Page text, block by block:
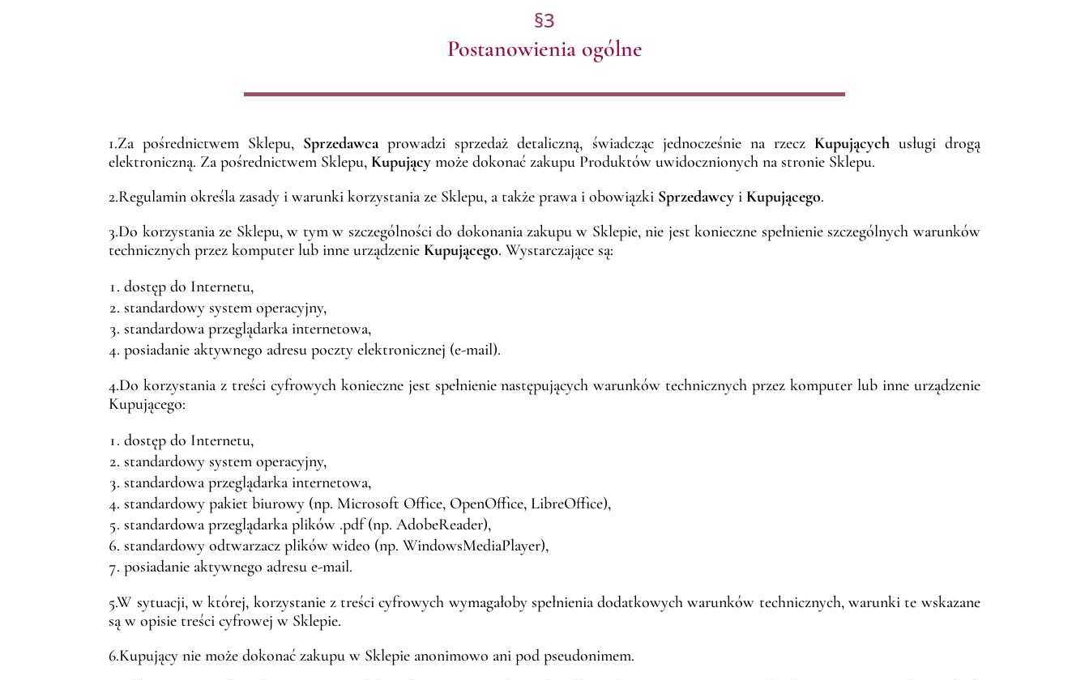
§3
Postanowienia ogólne
1.Za pośrednictwem Sklepu, Sprzedawcaprowadzi sprzedaż detaliczną, świadcząc jednocześnie na rzecz Kupującychusługi drogą
elektroniczną. Za pośrednictwem Sklepu,Kupujący może dokonać zakupu Produktów uwidocznionych na stronie Sklepu.
2.Regulamin określa zasady i warunki korzystania ze Sklepu, a także prawa i obowiązki Sprzedawcy iKupującego.
3.Do korzystania ze Sklepu, w tym w szczególności do dokonania zakupu w Sklepie, nie jest konieczne spełnienie szczególnych warunków
technicznych przez komputer lub inne urządzenieKupującego. Wystarczające są:
dostęp do Internetu,
standardowy system operacyjny,
standardowa przeglądarka internetowa,
posiadanie aktywnego adresu poczty elektronicznej (e-mail).
4.Do korzystania z treści cyfrowych konieczne jest spełnienie następujących warunków technicznych przez komputer lub inne urządzenie
Kupującego:
dostęp do Internetu,
standardowy system operacyjny,
standardowa przeglądarka internetowa,
standardowy pakiet biurowy (np. Microsoft Office, OpenOffice, LibreOffice),
standardowa przeglądarka plików .pdf (np. AdobeReader),
standardowy odtwarzacz plików wideo (np. WindowsMediaPlayer),
posiadanie aktywnego adresu e-mail.
5.W sytuacji, w której, korzystanie z treści cyfrowych wymagałoby spełnienia dodatkowych warunków technicznych, warunki te wskazane
są w opisie treści cyfrowej w Sklepie.
6.Kupujący nie może dokonać zakupu w Sklepie anonimowo ani pod pseudonimem.